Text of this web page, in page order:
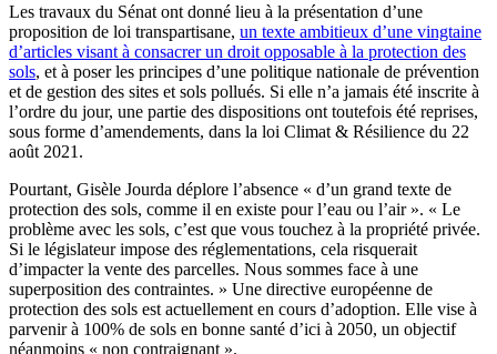
Les travaux du Sénat ont donné lieu à la présentation d’une
proposition de loi transpartisane, un texte ambitieux d’une vingtaine
d’articles visant à consacrer un droit opposable à la protection des
sols, et à poser les principes d’une politique nationale de prévention
et de gestion des sites et sols pollués. Si elle n’a jamais été inscrite à
l’ordre du jour, une partie des dispositions ont toutefois été reprises,
sous forme d’amendements, dans la loi Climat & Résilience du 22
août 2021.
Pourtant, Gisèle Jourda déplore l’absence « d’un grand texte de
protection des sols, comme il en existe pour l’eau ou l’air ». « Le
problème avec les sols, c’est que vous touchez à la propriété privée.
Si le législateur impose des réglementations, cela risquerait
d’impacter la vente des parcelles. Nous sommes face à une
superposition des contraintes. » Une directive européenne de
protection des sols est actuellement en cours d’adoption. Elle vise à
parvenir à 100% de sols en bonne santé d’ici à 2050, un objectif
néanmoins « non contraignant ».